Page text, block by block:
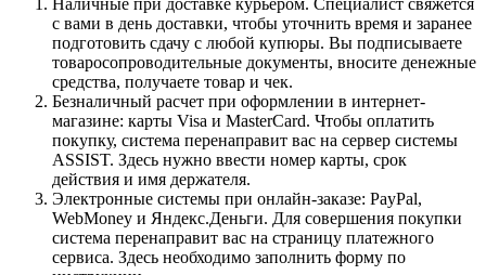
с вами в день доставки, чтобы уточнить время и заранее
подготовить сдачу с любой купюры. Вы подписываете
товаросопроводительные документы, вносите денежные
средства, получаете товар и чек.
Безналичный расчет при оформлении в интернет-
магазине: карты Visa и MasterCard. Чтобы оплатить
покупку, система перенаправит вас на сервер системы
ASSIST. Здесь нужно ввести номер карты, срок
действия и имя держателя.
Электронные системы при онлайн-заказе: PayPal,
WebMoney и Яндекс.Деньги. Для совершения покупки
система перенаправит вас на страницу платежного
сервиса. Здесь необходимо заполнить форму по